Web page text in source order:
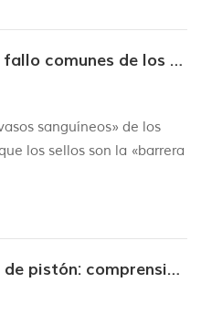
pequeña pero
de perforación, el
Análisis de los modos de fallo comunes de los sellos hidráulicos: ¿Qué hacer frente al desgaste, la extrusión y el hinchamiento?
sanguíneos» de los
los sellos son la «barrera
sellos hidráulicos
la prevención de fugas
estable del sistema. Su
Sello de vástago vs sello de pistón: comprensión de los sistemas de sellado hidráulico